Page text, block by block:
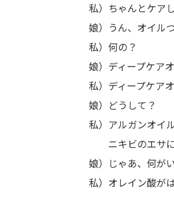
私）ちゃんとケア
娘）うん、オイル
私）何の？
娘）ディープケア
私）ディープケア
娘）どうして？
私）アルガンオイ
ニキビのエサに
娘）じゃあ、何が
私）オレイン酸が